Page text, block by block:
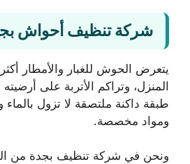
شركة تنظيف أحواش
يتعرض الحوش للغبار والأمطار
المنزل، وتراكم الأتربة على
طبقة داكنة ملتصقة لا تزول
ومواد مخصصة.
ونحن في شركة تنظيف بجدة من